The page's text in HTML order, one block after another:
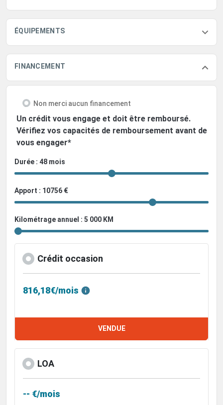
ÉQUIPEMENTS
FINANCEMENT
Non merci aucun financement
Un crédit vous engage et doit être remboursé.
Vérifiez vos capacités de remboursement avant de
vous engager*
Durée : 48 mois
Apport : 10756 €
Kilométrage annuel : 5 000 KM
Crédit occasion
816,18€/mois
VENDUE
LOA
-- €/mois